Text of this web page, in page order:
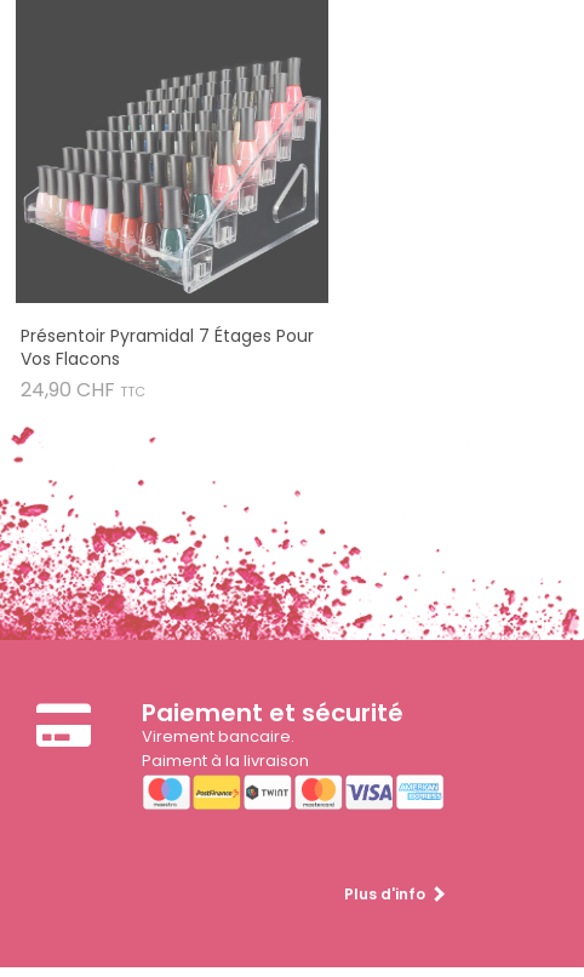
Présentoir Pyramidal 7 Étages Pour
Vos Flacons
24,90 CHF Prix
TTC
Paiement et sécurité
Virement bancaire.
Paiment à la livraison
Plus d'info